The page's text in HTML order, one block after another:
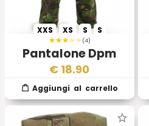
(4)
Pantalone Dpm
Temperate 1985
XXS XS S S
€ 18.90